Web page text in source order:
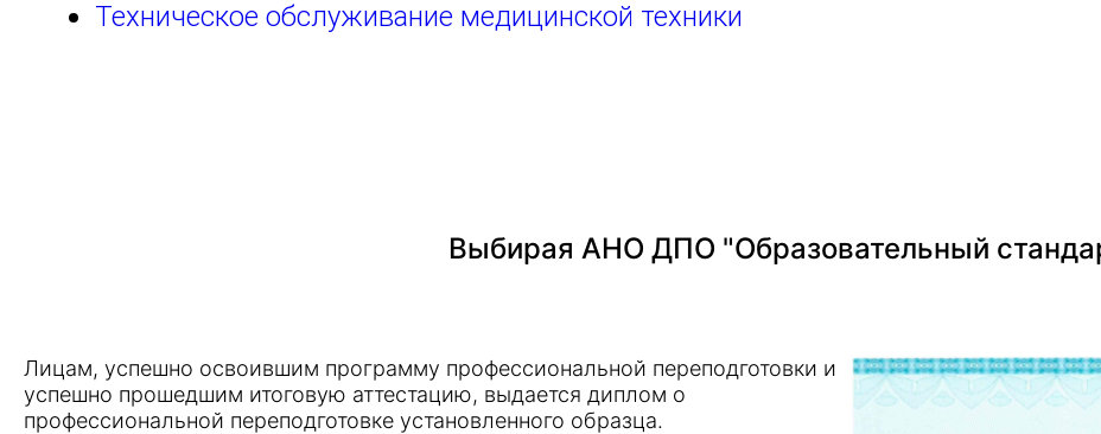
Техническое обслуживание медицинской техники
Выбирая АНО ДПО "Образовательный
Лицам, успешно освоившим программу профессиональной переподготовки и
успешно прошедшим итоговую аттестацию, выдается диплом о
профессиональной переподготовке установленного образца.